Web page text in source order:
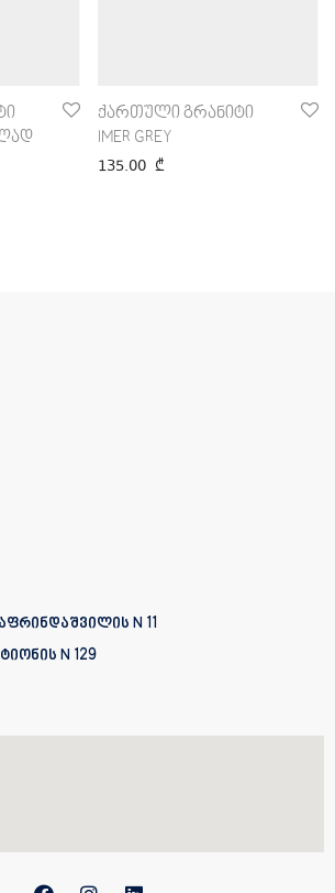
ქართული გრანიტი
IMER GREY
135.00 ₾
N 11
N 129